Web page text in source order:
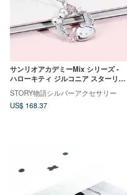
サンリオアカデミーMix シリーズ -
ハローキティ ジルコニア スターリン
グシルバーネックレス
STORY物語シルバーアクセサリー
US$ 168.37